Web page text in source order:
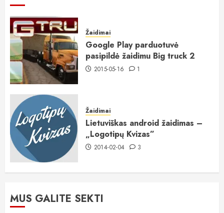
Žaidimai
Google Play parduotuvė
pasipildė žaidimu Big truck 2
2015-05-16 1
Žaidimai
Lietuviškas android žaidimas –
„Logotipų Kvizas”
2014-02-04 3
MUS GALITE SEKTI